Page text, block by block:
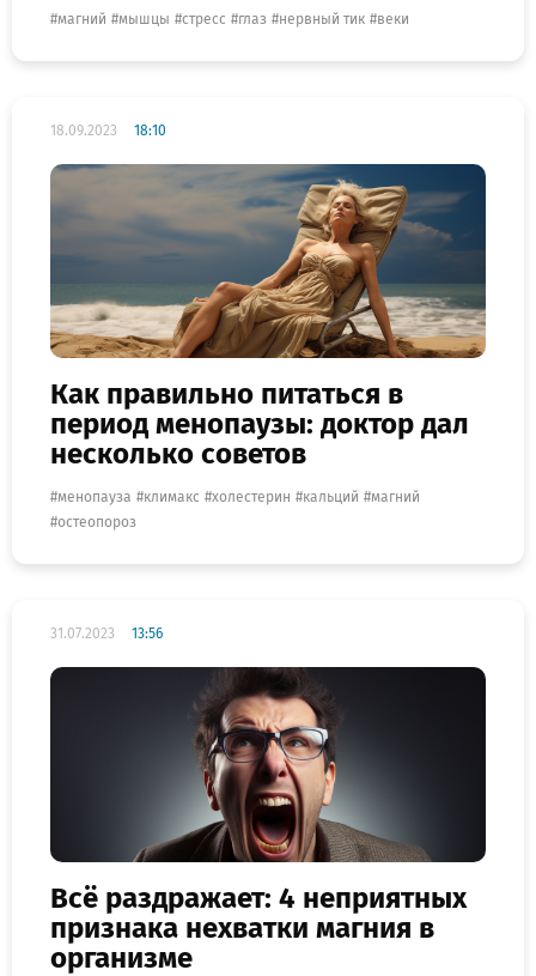
магний мышцы стресс глаз нервный тик веки
18.09.2023 18:10
Как правильно питаться в
период менопаузы: доктор дал
несколько советов
менопауза климакс холестерин кальций
магний
остеопороз
31.07.2023 13:56
Всё раздражает: 4 неприятных
признака нехватки магния в
организме